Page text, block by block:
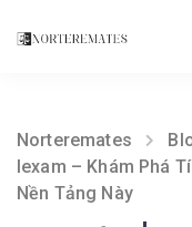
Norteremates
lexam – Khám Phá
Nền Tảng Này